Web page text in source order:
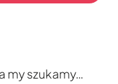
my szukamy…